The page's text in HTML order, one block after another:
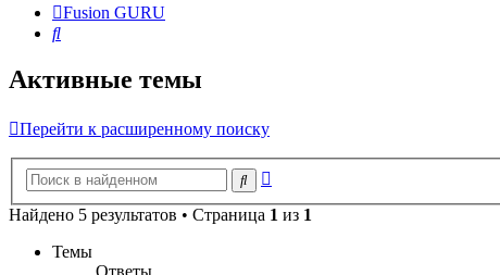
Fusion GURU
Поиск
Активные темы
Перейти к расширенному поиску
Поиск
Найдено 5 результатов • Страница 1 из 1
Темы
Ответы